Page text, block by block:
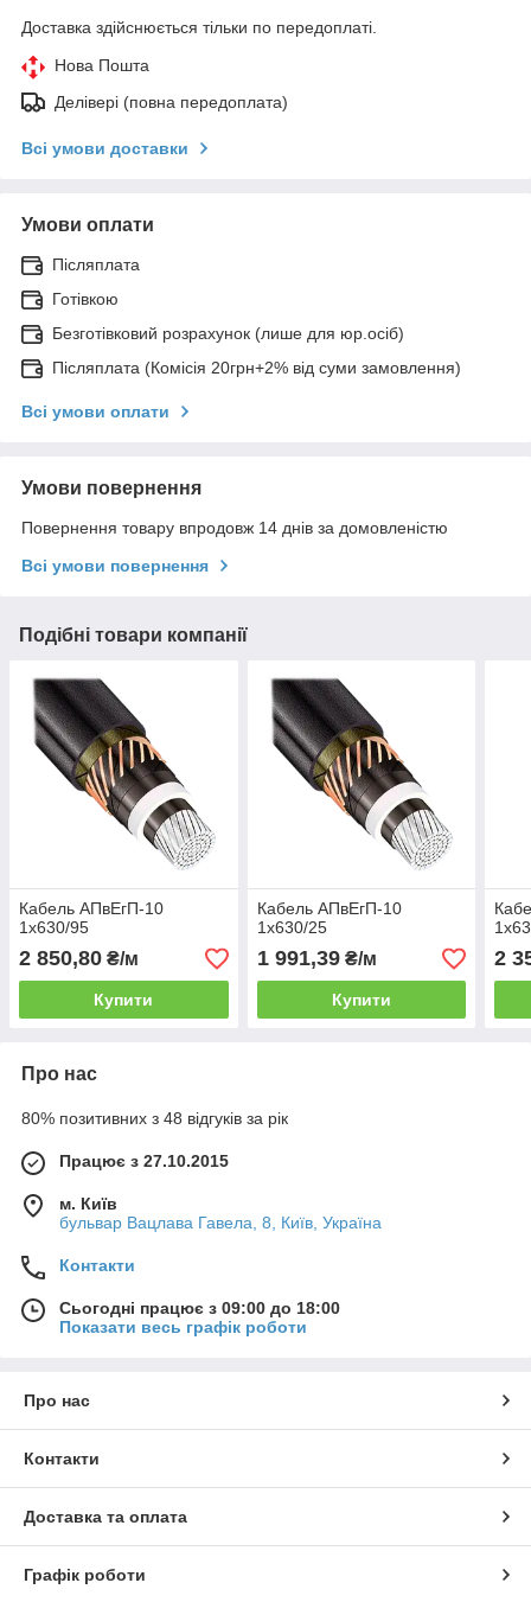
Доставка здійснюється тільки по передоплаті.
Нова Пошта
Делівері (повна передоплата)
Всі умови доставки
Умови оплати
Післяплата
Готівкою
Безготівковий розрахунок (лише для юр.осіб)
Післяплата (Комісія 20грн+2% від суми замовлення)
Всі умови оплати
Умови повернення
Повернення товару впродовж 14 днів за домовленістю
Всі умови повернення
Подібні товари компанії
Кабель АПвЕгП-10
1х630/95
2 850,80 ₴/м
Купити
Кабель АПвЕгП-10
1х630/25
1 991,39₴/м
Купити
2
Про нас
80% позитивних з 48 відгуків за рік
Працює з 27.10.2015
м. Київ
бульвар Вацлава Гавела, 8, Київ, Україна
Контакти
Сьогодні працює з 09:00 до 18:00
Показати весь графік роботи
Про нас
Контакти
Доставка та оплата
Графік роботи